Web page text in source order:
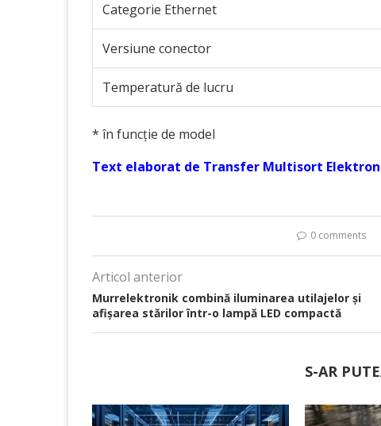
Categorie Ethernet
Versiune conector
Temperatură de lucru
* în funcție de model
Text elaborat de Transfer Multisort
0 comments
Articol anterior
Murrelektronik combină iluminarea utilajelor și
afișarea stărilor într-o lampă LED compactă
S-AR